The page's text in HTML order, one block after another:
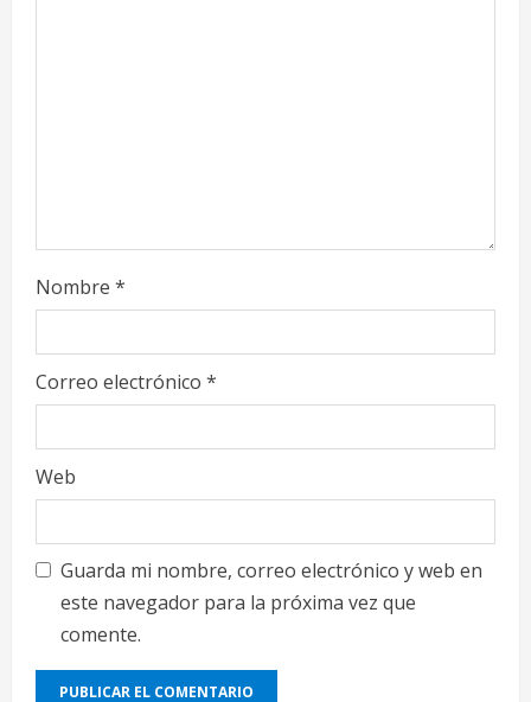
Nombre *
Correo electrónico *
Web
Guarda mi nombre, correo electrónico y web en
este navegador para la próxima vez que
comente.